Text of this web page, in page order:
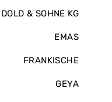
DOLD & SOHNE KG
EMAS
FRANKISCHE
GEYA